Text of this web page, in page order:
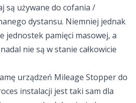
są używane do cofania /
dystansu. Niemniej jednak
jednostek pamięci masowej, a
nie są w stanie całkowicie
urządzeń Mileage Stopper do
instalacji jest taki sam dla